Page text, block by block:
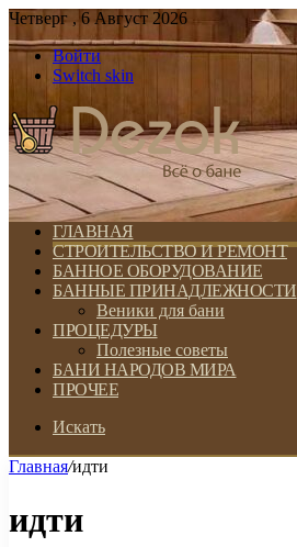
Четверг , 6 Август 2026
Войти
Switch skin
ГЛАВНАЯ
СТРОИТЕЛЬСТВО И РЕМОНТ
БАННОЕ ОБОРУДОВАНИЕ
БАННЫЕ ПРИНАДЛЕЖНОСТИ
Веники для бани
ПРОЦЕДУРЫ
Полезные советы
БАНИ НАРОДОВ МИРА
ПРОЧЕЕ
Искать
Главная/идти
идти